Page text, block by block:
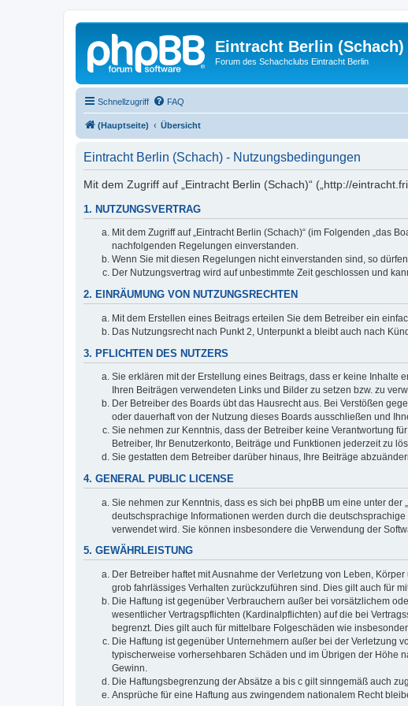
Eintracht Berlin (Schach)
Forum des Schachclubs Eintracht Berlin
Schnellzugriff FAQ
(Hauptseite) Übersicht
Eintracht Berlin (Schach) - Nutzungsbedingungen
Mit dem Zugriff auf „Eintracht Berlin (Schach)“ („http://
1. NUTZUNGSVERTRAG
Mit dem Zugriff auf „Eintracht Berlin (Schach)“ (im Folgenden „das
nachfolgenden Regelungen einverstanden.
Wenn Sie mit diesen Regelungen nicht einverstanden sind, so
Der Nutzungsvertrag wird auf unbestimmte Zeit geschlossen und
2. EINRÄUMUNG VON NUTZUNGSRECHTEN
Mit dem Erstellen eines Beitrags erteilen Sie dem Betreiber ein
Das Nutzungsrecht nach Punkt 2, Unterpunkt a bleibt auch nach
3. PFLICHTEN DES NUTZERS
Sie erklären mit der Erstellung eines Beitrags, dass er keine Inhalte
Ihren Beiträgen verwendeten Links und Bilder zu setzen bzw. zu
Der Betreiber des Boards übt das Hausrecht aus. Bei Verstößen
oder dauerhaft von der Nutzung dieses Boards ausschließen und
Sie nehmen zur Kenntnis, dass der Betreiber keine Verantwortung
Betreiber, Ihr Benutzerkonto, Beiträge und Funktionen jederzeit zu
Sie gestatten dem Betreiber darüber hinaus, Ihre Beiträge
4. GENERAL PUBLIC LICENSE
Sie nehmen zur Kenntnis, dass es sich bei phpBB um eine unter der „
deutschsprachige Informationen werden durch die
verwendet wird. Sie können insbesondere die Verwendung der
5. GEWÄHRLEISTUNG
Der Betreiber haftet mit Ausnahme der Verletzung von Leben,
grob fahrlässiges Verhalten zurückzuführen sind. Dies gilt auch für
Die Haftung ist gegenüber Verbrauchern außer bei vorsätzlichem
wesentlicher Vertragspflichten (Kardinalpflichten) auf die bei
begrenzt. Dies gilt auch für mittelbare Folgeschäden wie
Die Haftung ist gegenüber Unternehmern außer bei der Verletzung
typischerweise vorhersehbaren Schäden und im Übrigen der Höhe
Gewinn.
Die Haftungsbegrenzung der Absätze a bis c gilt sinngemäß auch
Ansprüche für eine Haftung aus zwingendem nationalem Recht